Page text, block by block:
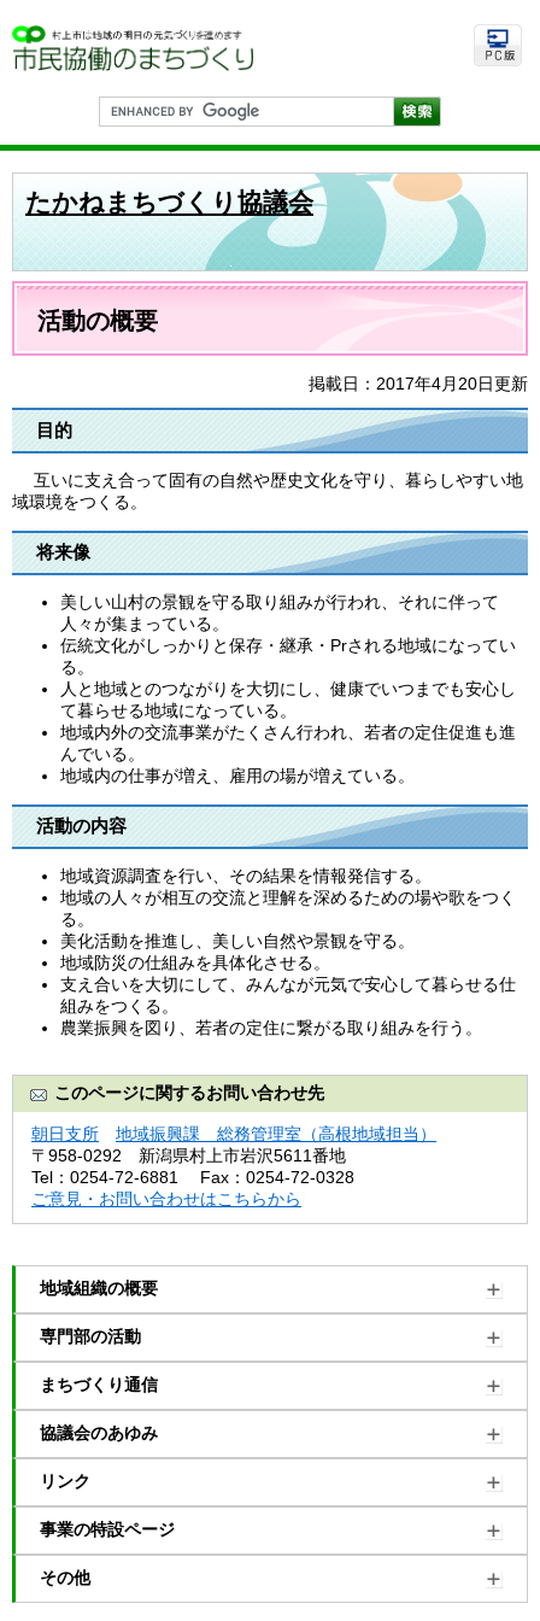
ー
ジ
の
ニ
ュ
ー
G
o
o
e
カ
タ
ム
検
索
たかねまちづくり協議会
本
活動の概要
掲載日：2017年4月20日更新
目的
互いに支え合って固有の自然や歴史文化を守り、暮らしやすい地
域環境をつくる。
将来像
美しい山村の景観を守る取り組みが行われ、それに伴って
人々が集まっている。
伝統文化がしっかりと保存・継承・Prされる地域になってい
る。
人と地域とのつながりを大切にし、健康でいつまでも安心し
て暮らせる地域になっている。
地域内外の交流事業がたくさん行われ、若者の定住促進も進
んでいる。
地域内の仕事が増え、雇用の場が増えている。
活動の内容
地域資源調査を行い、その結果を情報発信する。
地域の人々が相互の交流と理解を深めるための場や歌をつく
る。
美化活動を推進し、美しい自然や景観を守る。
地域防災の仕組みを具体化させる。
支え合いを大切にして、みんなが元気で安心して暮らせる仕
組みをつくる。
農業振興を図り、若者の定住に繋がる取り組みを行う。
このページに関するお問い合わせ先
朝日支所
地域振興課 総務管理室（高根地域担当）
〒958-0292
新潟県村上市岩沢5611番地
Tel：0254-72-6881
Fax：0254-72-0328
ご意見・お問い合わせはこちらから
地域組織の概要
専門部の活動
まちづくり通信
協議会のあゆみ
リンク
事業の特設ページ
その他